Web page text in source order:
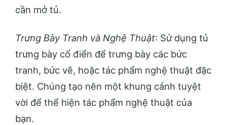
cần mở tủ.
Trưng Bày Tranh và Nghệ Thuật: Sử dụng tủ
trưng bày cổ điển để trưng bày các bức
tranh, bức vẽ, hoặc tác phẩm nghệ thuật đặc
biệt. Chúng tạo nên một khung cảnh tuyệt
vời để thể hiện tác phẩm nghệ thuật của
bạn.